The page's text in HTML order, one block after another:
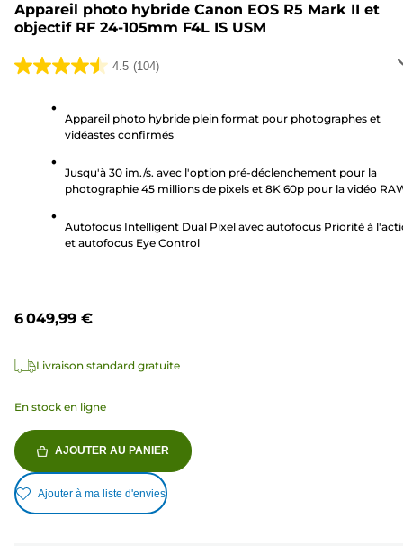
Appareil photo hybride Canon EOS R5 Mark II et
objectif RF 24-105mm F4L IS USM
4.5 (104)
4.5
étoiles.
Appareil photo hybride plein format pour photographes et
vidéastes confirmés
Jusqu'à 30 im./s. avec l'option pré-déclenchement pour la
photographie 45 millions de pixels et 8K 60p pour la vidéo
Autofocus Intelligent Dual Pixel avec autofocus Priorité à
et autofocus Eye Control
6 049,99 €
Livraison standard gratuite
En stock en ligne
AJOUTER AU PANIER
Ajouter à ma liste d'envies